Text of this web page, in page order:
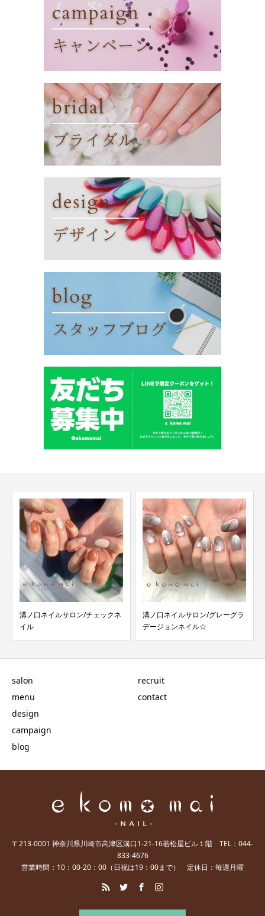
溝ノ口ネイルサロン/チェックネ
イル
溝ノ口ネイルサロン/グレーグラ
デージョンネイル☆
salon
menu
design
campaign
blog
recruit
contact
〒213-0001 神奈川県川崎市高津区溝口1-21-16若松屋ビル１階 TEL：044-
833-4676
営業時間：10：00-20：00（日祝は19：00まで） 定休日：毎週月曜